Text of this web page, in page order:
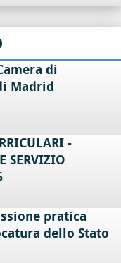
di
Madrid
-
SERVIZIO
pratica
dello Stato